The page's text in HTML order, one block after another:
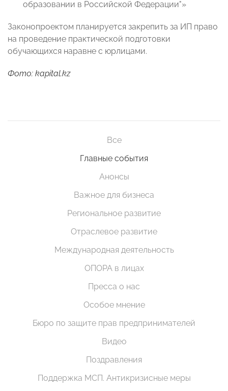
образовании в Российской Федерации"»
Законопроектом планируется закрепить за ИП право
на проведение практической подготовки
обучающихся наравне с юрлицами.
Фото: kapital.kz
Все
Главные события
Анонсы
Важное для бизнеса
Региональное развитие
Отраслевое развитие
Международная деятельность
ОПОРА в лицах
Пресса о нас
Особое мнение
Бюро по защите прав предпринимателей
Видео
Поздравления
Поддержка МСП. Антикризисные меры